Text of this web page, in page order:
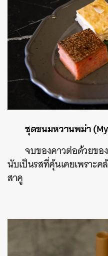
ชุดขนมหวานพม่า
จบของคาวต่อด้วยข
นับเป็นรสที่คุ้นเคยเพราะ
สาคู